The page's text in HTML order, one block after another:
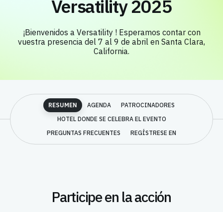
Versatility 2025
¡Bienvenidos a Versatility ! Esperamos contar con
vuestra presencia del 7 al 9 de abril en Santa Clara,
California.
RESUMEN AGENDA
PATROCINADORES
HOTEL DONDE SE CELEBRA EL EVENTO
PREGUNTAS FRECUENTES
REGÍSTRESE EN
Participe en la acción